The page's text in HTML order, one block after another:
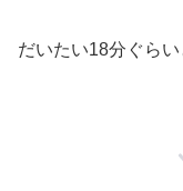
だいたい18分ぐら